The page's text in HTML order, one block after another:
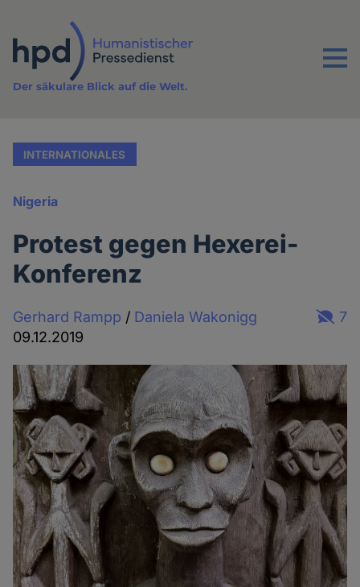
Inhalt
Menu
Der säkulare Blick auf die Welt.
INTERNATIONALES
Nigeria
Protest gegen Hexerei-
Konferenz
Gerhard Rampp / Daniela Wakonigg
09.12.2019
7